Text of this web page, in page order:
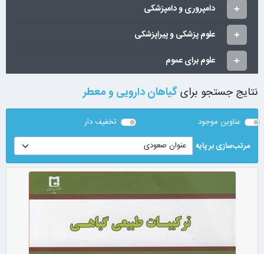
دامپروری و دامپزشکی
علوم پزشکی و پیراپزشکی
علوم برای عموم
نتایج جستجو برایگیاهان دارویی و معطر
عناوین موجود
تخفیف دار
مرتب‌سازی بر پایه